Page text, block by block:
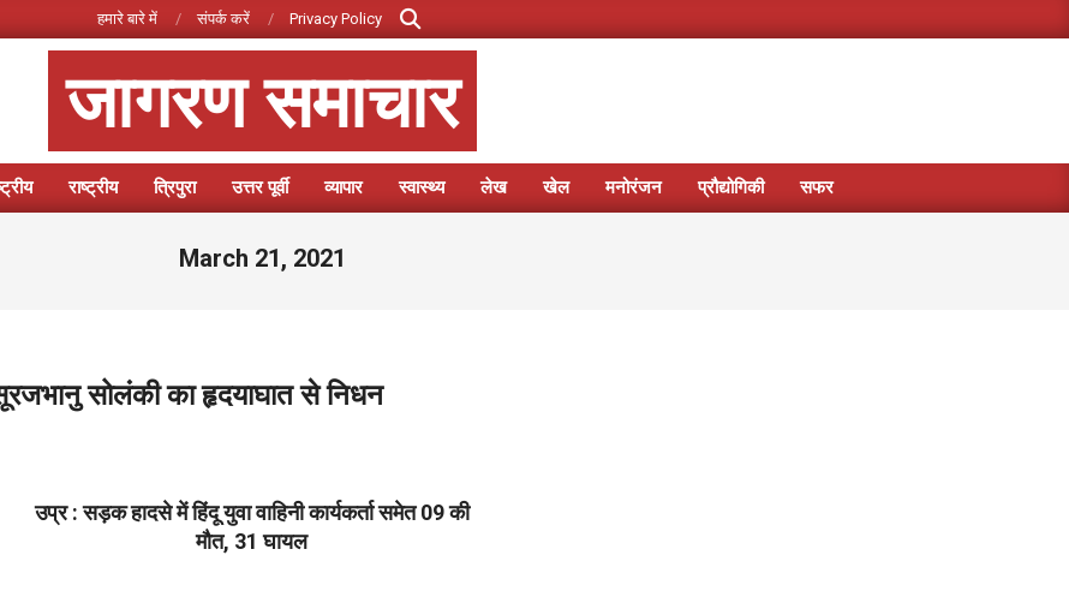
हमारे बारे में संपर्क करें Privacy Policy
Search
जागरण समाचार
Primary
Menu
राष्ट्रीय त्रिपुरा उत्तर पूर्वी व्यापार स्वास्थ्य लेख खेल मनोरंजन प्रौद्योगिकी सफर
March 21, 2021
सोलंकी का हृदयाघात से निधन
उप्र : सड़क हादसे में हिंदू युवा वाहिनी कार्यकर्ता समेत 09 की
मौत, 31 घायल